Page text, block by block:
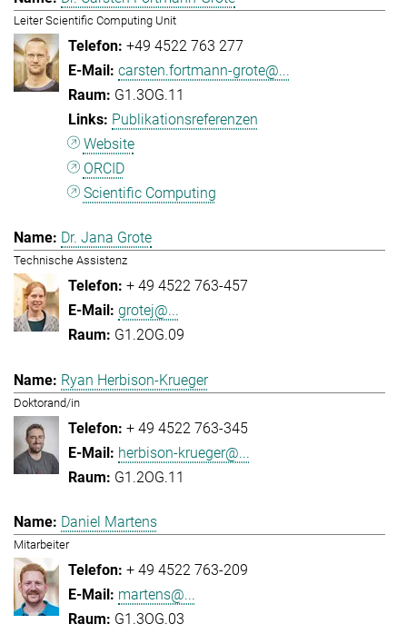
Leiter Scientific Computing Unit
+49 4522 763 277
carsten.fortmann-grote@...
G1.3OG.11
Publikationsreferenzen
Website
ORCID
Scientific Computing
Dr. Jana Grote
Technische Assistenz
+ 49 4522 763-457
grotej@...
G1.2OG.09
Ryan Herbison-Krueger
Doktorand/in
+ 49 4522 763-345
herbison-krueger@...
G1.2OG.11
Daniel Martens
Mitarbeiter
+ 49 4522 763-209
martens@...
G1.3OG.03